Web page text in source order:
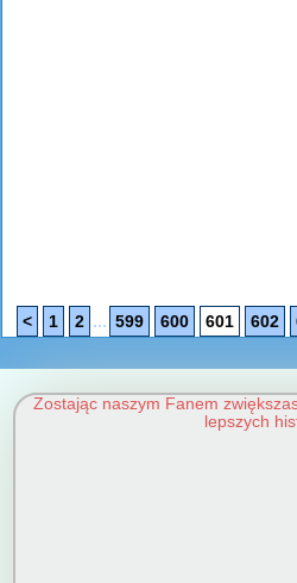
< 1 2 ... 599 600 601 602
Zostając naszym Fanem
lepszych